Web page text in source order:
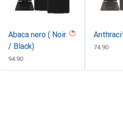
Abaca nero ( Noir
/ Black)
CHF
94.90
CHF
74.90